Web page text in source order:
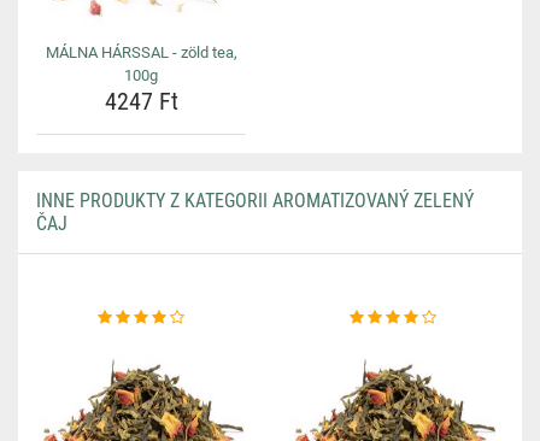
MÁLNA HÁRSSAL - zöld tea,
100g
4247 Ft
INNE PRODUKTY Z KATEGORII AROMATIZOVANÝ ZELENÝ
ČAJ